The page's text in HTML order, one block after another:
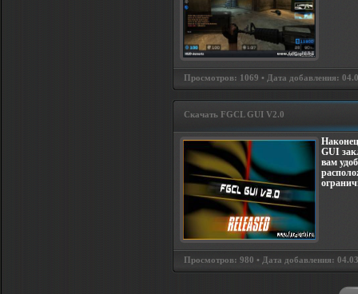
Просмотров: 1069 • Дата добавления:
Скачать FGCL GUI V2.0
GUI
вам
Просмотров: 980 • Дата добавления: